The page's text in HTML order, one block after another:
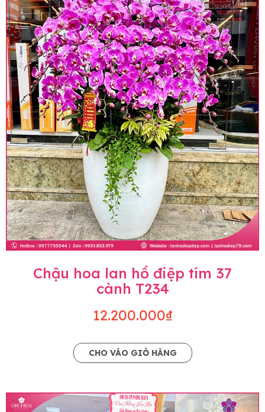
Chậu hoa lan hồ điệp tím 37
cành T234
12.200.000₫
CHO VÀO GIỎ HÀNG